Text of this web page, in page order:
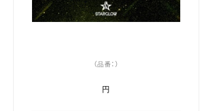
（品番：）
円